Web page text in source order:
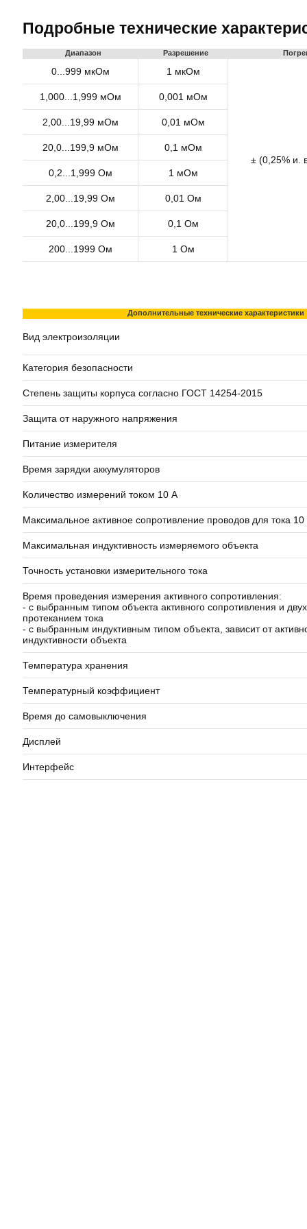
Подробные технические
Диапазон Разрешение
0...999 мкОм 1 мкОм
± (0,25% и.
1,000...1,999 мОм 0,001 мОм
2,00...19,99 мОм 0,01 мОм
20,0...199,9 мОм 0,1 мОм
0,2...1,999 Ом 1 мОм
2,00...19,99 Ом 0,01 Ом
20,0...199,9 Ом 0,1 Ом
200...1999 Ом 1 Ом
Дополнительные технические характеристики
Вид электроизоляции
Категория безопасности
Степень защиты корпуса согласно ГОСТ 14254-2015
Защита от наружного напряжения
Питание измерителя
Время зарядки аккумуляторов
Количество измерений током 10 A
Максимальное активное сопротивление проводов для тока 10
Максимальная индуктивность измеряемого объекта
Точность установки измерительного тока
Время проведения измерения активного сопротивления:
- с выбранным типом объекта активного сопротивления и
протеканием тока
- с выбранным индуктивным типом объекта, зависит от
индуктивности объекта
Температура хранения
Температурный коэффициент
Время до самовыключения
Дисплей
Интерфейс